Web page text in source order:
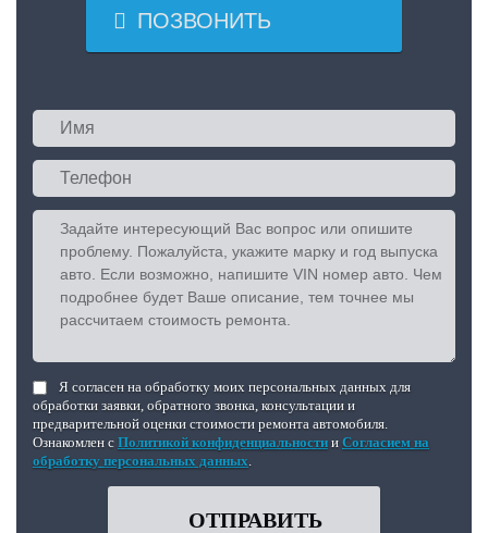
 ПОЗВОНИТЬ
Я согласен на обработку моих персональных данных для
обработки заявки, обратного звонка, консультации и
предварительной оценки стоимости ремонта автомобиля.
Ознакомлен с Политикой конфиденциальности и Согласием на
обработку персональных данных
ОТПРАВИТЬ